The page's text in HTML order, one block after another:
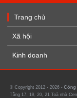
Trang chủ
Xã hội
Kinh doanh
© Copyright 2012 - 2026 - Công
Tầng 17, 19, 20, 21 Toà nhà